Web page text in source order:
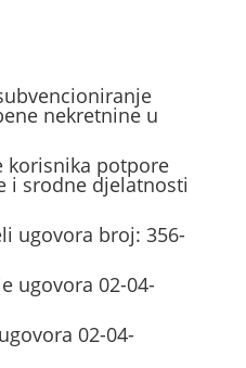
nekretnine u
korisnika potpore
i srodne djelatnosti
ugovora broj: 356-
ugovora 02-04-
02-04-